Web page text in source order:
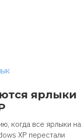
ярлыки
когда все ярлыки на
XP перестали